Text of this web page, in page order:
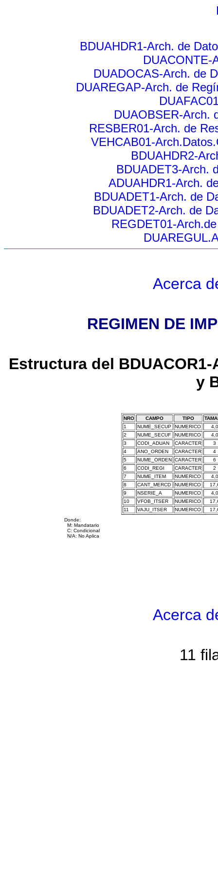
BDUAHDR1-Arch. de
DUACONTE-
DUADOCAS-Arch. de
DUAREGAP-Arch. de
DUAOBSER-Arch.
RESBER01-Arch. de
VEHCAB01-
BDUAHDR2-
BDUADET3-Arch.
ADUAHDR1-Arch.
BDUADET1-Arch. de
BDUADET2-Arch. de
REGDET01-
Acerca
REGIMEN DE
Estructura del
y
NRO CAMPO TIPO
1
NUME_SECUP NUMERICO
4,0
2
NUME_SECUF NUMERICO
4,0
3
CODI_ADUAN CARACTER
3
4
ANO_ORDEN CARACTER
4
5
NUME_ORDEN CARACTER
6
6
CODI_REGI CARACTER
2
7
NUME_ITEM NUMERICO
4,0
8
CANT_MERCD NUMERICO
9
NSERIE_A NUMERICO
4,0
10
VFOB_ITSER NUMERICO
11
VAJU_ITSER NUMERICO
Donde:
M: Mandatario
C: Condicional
N/A: No Aplica
Acerca
11